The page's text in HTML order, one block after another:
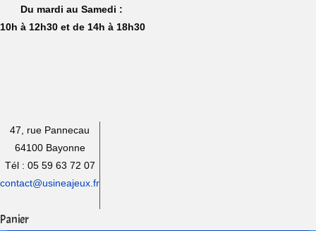
Du mardi au Samedi :
10h à 12h30 et de 14h à 18h30
47, rue Pannecau
64100 Bayonne
Tél : 05 59 63 72 07
contact@usineajeux.fr
Panier